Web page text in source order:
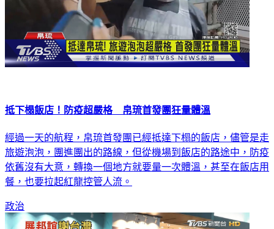
抵下榻飯店！防疫超嚴格 帛琉首發團狂量體溫
經過一天的航程，帛琉首發團已經抵達下榻的飯店，儘管是走
旅遊泡泡，團進團出的路線，但從機場到飯店的路途中，防疫
依舊沒有大意，轉換一個地方就要量一次體溫，甚至在飯店用
餐，也要拉起紅龍控管人流。
政治